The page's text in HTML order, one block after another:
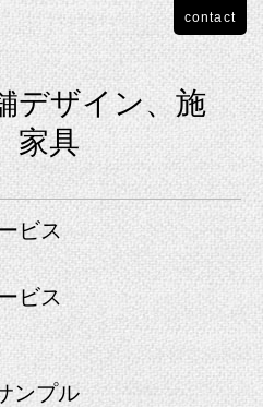
デザイン、施
家具
contact
ビス
ビス
ンプル